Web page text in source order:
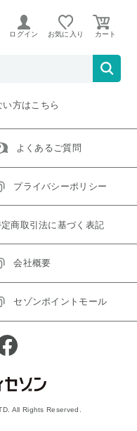
ログイン お気に入り
たはただいま取り扱い
方はこちら
よくあるご質問
プライバシーポリシー
商取引法に基づく表記
会社概要
セゾンポイントモール
All Rights Reserved.